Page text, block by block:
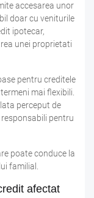
accesarea unor
doar cu veniturile
ipotecar,
unei proprietati
pentru creditele
mai flexibili.
perceput de
pentru
poate conduce la
familial.
afectat